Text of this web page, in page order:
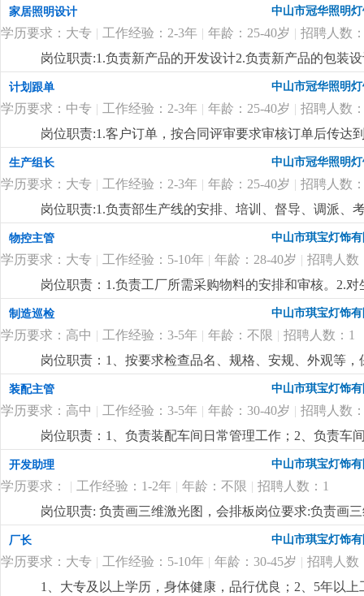
家居照明设计 中山市冠华照明
学历要求：大专 | 工作经验：2-3年 | 年龄：25-40岁 | 招聘人数
岗位职责:1.负责新产品的开发设计2.负责新产品的包装
制定新产品的工艺流程岗位要求:1.大专以上学历，产品
功底3.有二年灯饰行业灯饰产品设计工作经验4.有欧、
计划跟单 中山市冠华照明
学历要求：中专 | 工作经验：2-3年 | 年龄：25-40岁 | 招聘人数
岗位职责:1.客户订单，按合同评审要求审核订单后传达
2.根据生产部反馈信息掌握生产进度及欠料、品质问题
安排生产，跟踪样品进度及客户确认结果。安排送样、
知相关部门5.客户资信、客户订单、文件分发的整理和
记、初步处理、信息传递及处理结果跟踪7.经常与客户
wod等办公软件；。自制成品输入、输出月结及成品电
顾客满意度测量程序对客户满意度进行调查及汇总分析
守则外，心须遵守公司制定的工作守则，有违反守则的
优先考虑2.有较好的沟通表达能力及服务意识，具有两
责任心，办事严谨4.熟练电脑操作及office办公软件，具
以及语言表达能力
生产组长 中山市冠华照明
学历要求：大专 | 工作经验：2-3年 | 年龄：25-40岁 | 招聘人数
岗位职责:1.负责部生产线的安排、培训、督导、调派、
掌握属员之心态与动向，及时反映属员之情况，并研拟
融入公司文化、热爱公司、热爱本行业、为公司创造效
生产任务、生产顺序及完成期限，产前说明并严格执行
况，调控好生产序次与进度，带领团队按时、保质、保
施且督导实施，确定指标产量并贯彻达成 4.负责安排人
中之自我品质控制及物料损耗有效管制之督导 6.负责品
执行，上报处理异常 8.负责安排人员执行不良品、不合
之编制、审核、分析与呈报10.负责作业现场6s工作及
要求:1.1年以上生产现场管理工作经验,有电子产品生产
量控制及生产效率提升4.生产现场''6s‘管理更详细...
物控主管 中山市琪宝灯饰
学历要求：大专 | 工作经验：5-10年 | 年龄：28-40岁 | 招聘人数
岗位职责：1.负责工厂所需采购物料的安排和审核。2.
了解。4.负责采购员、计划员和车辆的管理。5.监督车
历，电脑精通；2.5年以上非标工程灯饰企业计划管理
控制能力，有较强的管理、组织、协调、沟通能力；4.
制造巡检 中山市琪宝灯饰
学历要求：高中 | 工作经验：3-5年 | 年龄：不限 | 招聘人数：1
岗位职责：1、按要求检查品名、规格、安规、外观等
悉酒店工程灯饰结构、安规要求，整体效果，表面加工
装配主管 中山市琪宝灯饰
学历要求：高中 | 工作经验：3-5年 | 年龄：30-40岁 | 招聘人数
岗位职责：1、负责装配车间日常管理工作；2、负责车
经验；2、熟悉灯饰（工程灯、非标灯饰）装配流程优先
开发助理 中山市琪宝灯饰
学历要求： | 工作经验：1-2年 | 年龄：不限 | 招聘人数：1
岗位职责: 负责画三维激光图，会排板岗位要求:负责画
厂长 中山市琪宝灯饰
学历要求：大专 | 工作经验：5-10年 | 年龄：30-45岁 | 招聘人数
1、大专及以上学历，身体健康，品行优良；2、5年以